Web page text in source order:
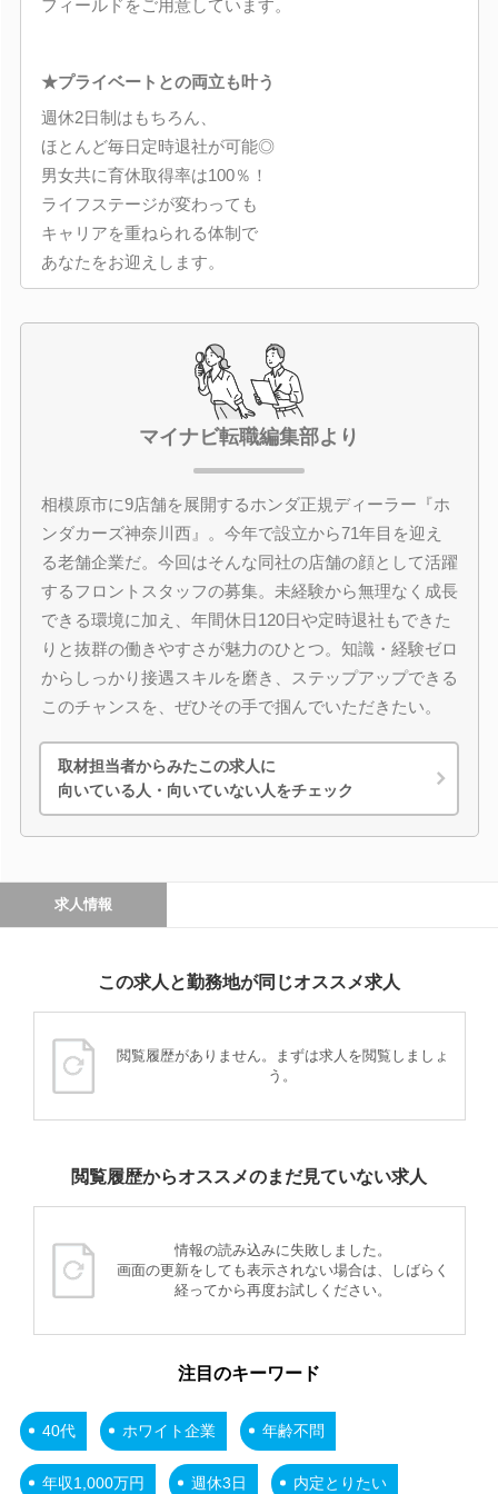
フィールドをご用意しています。
★プライベートとの両立も叶う
週休2日制はもちろん、
ほとんど毎日定時退社が可能◎
男女共に育休取得率は100％！
ライフステージが変わっても
キャリアを重ねられる体制で
あなたをお迎えします。
マイナビ転職編集部より
相模原市に9店舗を展開するホンダ正規ディーラー『ホ
ンダカーズ神奈川西』。今年で設立から71年目を迎え
る老舗企業だ。今回はそんな同社の店舗の顔として活躍
するフロントスタッフの募集。未経験から無理なく成長
できる環境に加え、年間休日120日や定時退社もできた
りと抜群の働きやすさが魅力のひとつ。知識・経験ゼロ
からしっかり接遇スキルを磨き、ステップアップできる
このチャンスを、ぜひその手で掴んでいただきたい。
取材担当者からみたこの求人に
向いている人・向いていない人をチェック
求人情報
この求人と勤務地が同じオススメ求人
閲覧履歴がありません。まずは求人を閲覧しましょ
う。
閲覧履歴からオススメのまだ見ていない求人
情報の読み込みに失敗しました。
画面の更新をしても表示されない場合は、しばらく
経ってから再度お試しください。
注目のキーワード
40代 ホワイト企業 年齢不問
年収1,000万円 週休3日 内定とりたい